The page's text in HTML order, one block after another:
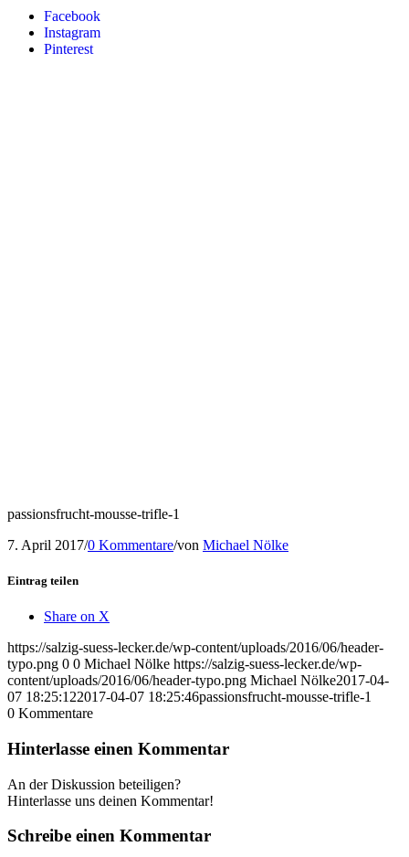
Facebook
Instagram
Pinterest
passionsfrucht-mousse-trifle-1
7. April 2017/0 Kommentare/von Michael Nölke
Eintrag teilen
Share on X
https://salzig-suess-lecker.de/wp-content/uploads/2016/06/header-
typo.png 0 0 Michael Nölke https://salzig-suess-lecker.de/wp-
content/uploads/2016/06/header-typo.png Michael Nölke2017-04-
07 18:25:122017-04-07 18:25:46passionsfrucht-mousse-trifle-1
0 Kommentare
Hinterlasse einen Kommentar
An der Diskussion beteiligen?
Hinterlasse uns deinen Kommentar!
Schreibe einen Kommentar